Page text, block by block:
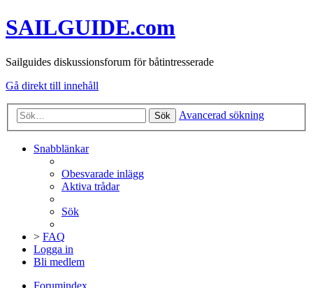
SAILGUIDE.com
Sailguides diskussionsforum för båtintresserade
Gå direkt till innehåll
Sök Avancerad sökning
Snabblänkar
Obesvarade inlägg
Aktiva trådar
Sök
> FAQ
Logga in
Bli medlem